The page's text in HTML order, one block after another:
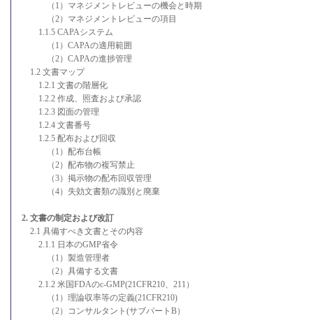
（1）マネジメントレビューの機会と時期
（2）マネジメントレビューの項目
1.1.5 CAPAシステム
（1）CAPAの適用範囲
（2）CAPAの進捗管理
1.2 文書マップ
1.2.1 文書の階層化
1.2.2 作成、照査および承認
1.2.3 図面の管理
1.2.4 文書番号
1.2.5 配布および回収
（1）配布台帳
（2）配布物の複写禁止
（3）掲示物の配布回収管理
（4）失効文書類の識別と廃棄
2. 文書の制定および改訂
2.1 具備すべき文書とその内容
2.1.1 日本のGMP省令
（1）製造管理者
（2）具備する文書
2.1.2 米国FDAのc-GMP(21CFR210、211）
（1）理論収率等の定義(21CFR210)
（2）コンサルタント(サブパートB）